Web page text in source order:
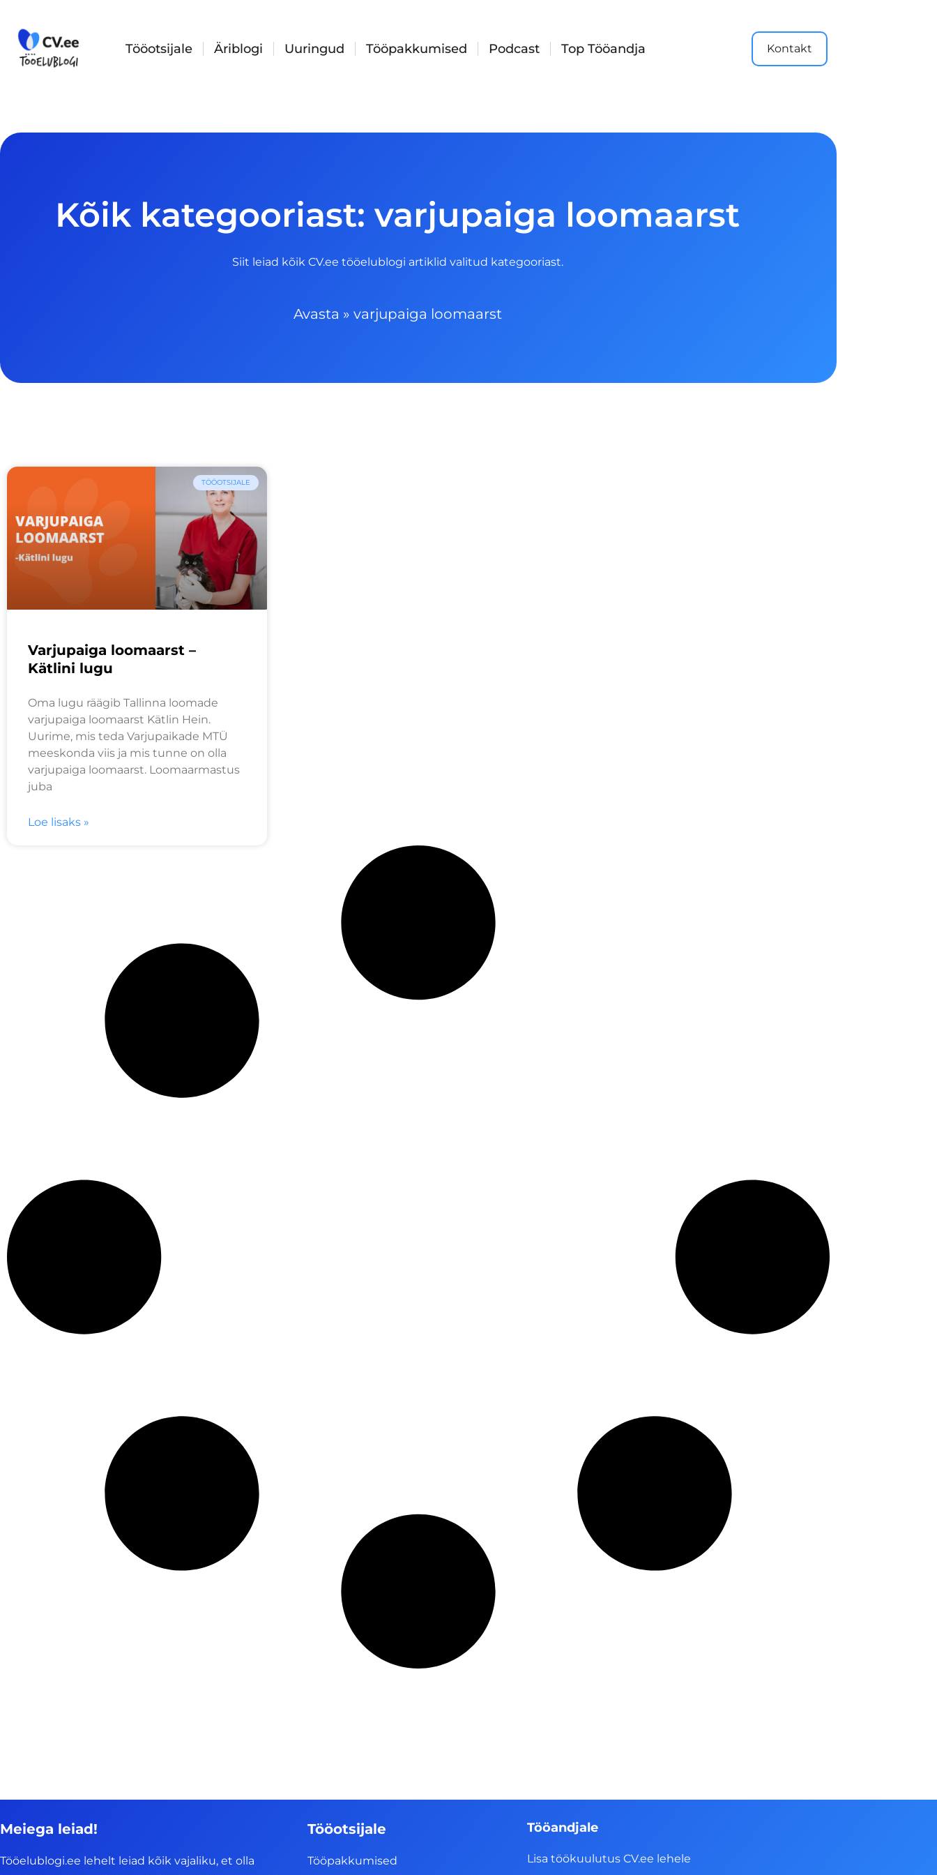
content
Tööotsijale Äriblogi Uuringud Tööpakkumised Podcast Top Tööandja Kontakt
Kõik kategooriast: varjupaiga loomaarst
Siit leiad kõik CV.ee tööelublogi artiklid valitud kategooriast.
Avasta » varjupaiga loomaarst
TÖÖOTSIJALE
Varjupaiga loomaarst –
Kätlini lugu
Oma lugu räägib Tallinna loomade
varjupaiga loomaarst Kätlin Hein.
Uurime, mis teda Varjupaikade MTÜ
meeskonda viis ja mis tunne on olla
varjupaiga loomaarst. Loomaarmastus
juba
Loe lisaks »
Meiega leiad!
Tööelublogi.ee lehelt leiad kõik vajaliku, et olla
Tööotsijale
Tööpakkumised
Tööandjale
Lisa töökuulutus CV.ee lehele